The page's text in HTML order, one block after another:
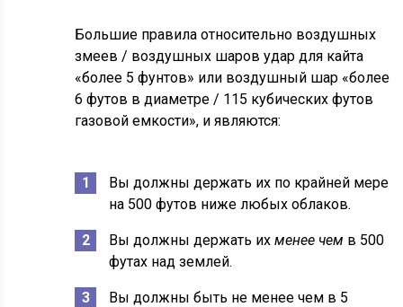
Большие правила относительно воздушных
змеев / воздушных шаров удар для кайта
«более 5 фунтов» или воздушный шар «более
6 футов в диаметре / 115 кубических футов
газовой емкости», и являются:
Вы должны держать их по крайней мере
на 500 футов ниже любых облаков.
Вы должны держать ихменее чем в 500
футах над землей.
Вы должны быть не менее чем в 5